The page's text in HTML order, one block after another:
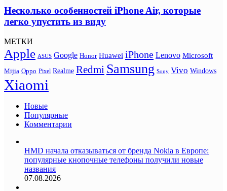
Несколько особенностей iPhone Air, которые
легко упустить из виду
МЕТКИ
Apple ASUS Google Honor Huawei iPhone Lenovo Microsoft
Mijia Oppo Pixel Realme Redmi Samsung Sony Vivo Windows
Xiaomi
Новые
Популярные
Комментарии
HMD начала отказываться от бренда Nokia в Европе:
популярные кнопочные телефоны получили новые
названия
07.08.2026